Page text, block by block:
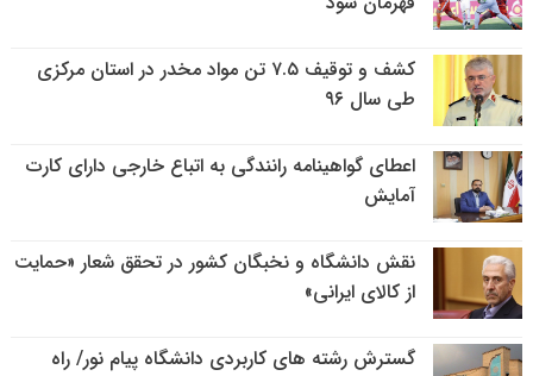
کشف و توقیف ۷.۵ تن مواد مخدر در استان مرکزی
طی سال ۹۶
اعطای گواهینامه رانندگی به اتباع خارجی دارای کارت
آمایش
نقش دانشگاه و نخبگان کشور در تحقق شعار «حمایت
از کالای ایرانی»
گسترش رشته های کاربردی دانشگاه پیام نور/ راه